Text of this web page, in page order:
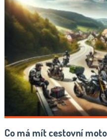
Co má mít cestovní